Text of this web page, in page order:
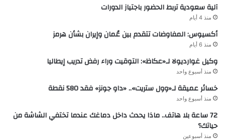
آلية سعودية تربط الحضور باجتياز الدورات
منذ 4 أيام
أكسيوس: المفاوضات تتقدم بين عُمان وإيران بشأن هرمز
منذ 6 أيام
وكيل غوارديولا لـ«عكاظ»: التوقيت وراء رفض تدريب إيطاليا
منذ أسبوع واحد
خسائر عميقة لـ«وول ستريت».. «داو جونز» فقد 580 نقطة
منذ أسبوع واحد
72 ساعة بلا هاتف.. ماذا يحدث داخل دماغك عندما تختفي الشاشة من
حياتك؟
منذ أسبوعين